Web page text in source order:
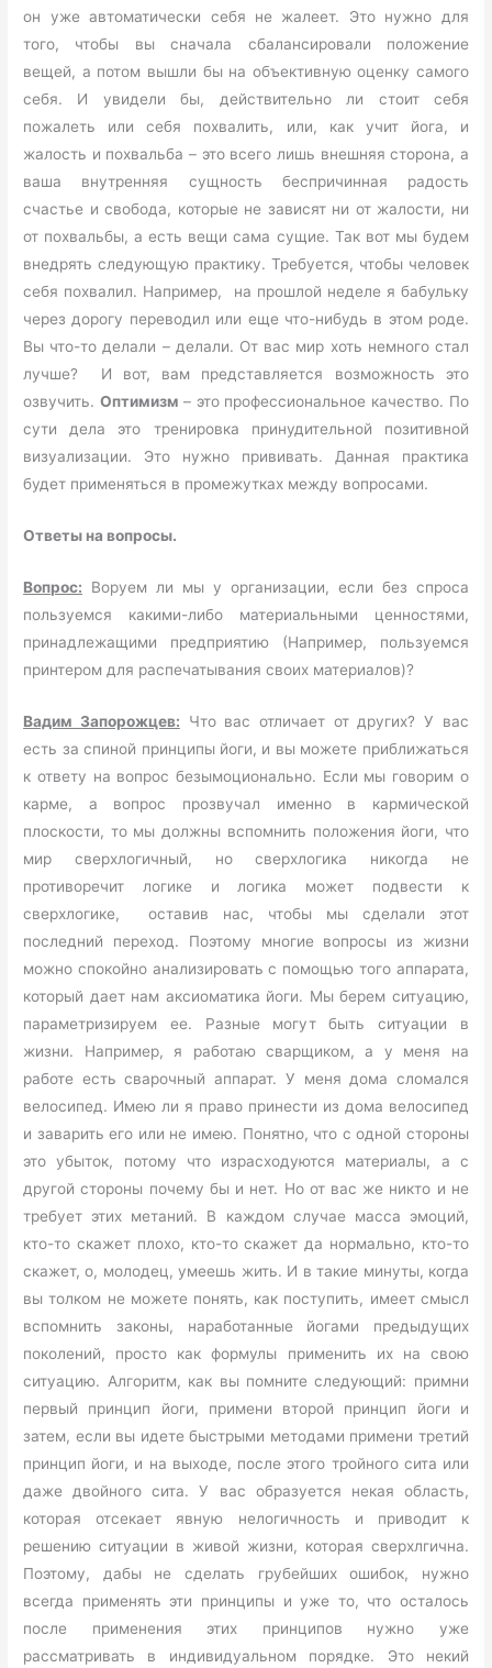
он уже автоматически себя не жалеет. Это нужно для
того, чтобы вы сначала сбалансировали положение
вещей, а потом вышли бы на объективную оценку самого
себя. И увидели бы, действительно ли стоит себя
пожалеть или себя похвалить, или, как учит йога, и
жалость и похвальба – это всего лишь внешняя сторона, а
ваша внутренняя сущность беспричинная радость
счастье и свобода, которые не зависят ни от жалости, ни
от похвальбы, а есть вещи сама сущие. Так вот мы будем
внедрять следующую практику. Требуется, чтобы человек
себя похвалил. Например, на прошлой неделе я бабульку
через дорогу переводил или еще что-нибудь в этом роде.
Вы что-то делали – делали. От вас мир хоть немного стал
лучше? И вот, вам представляется возможность это
озвучить. Оптимизм – это профессиональное качество. По
сути дела это тренировка принудительной позитивной
визуализации. Это нужно прививать. Данная практика
будет применяться в промежутках между вопросами.
Ответы на вопросы.
Вопрос: Воруем ли мы у организации, если без спроса
пользуемся какими-либо материальными ценностями,
принадлежащими предприятию (Например, пользуемся
принтером для распечатывания своих материалов)?
Вадим Запорожцев: Что вас отличает от других? У вас
есть за спиной принципы йоги, и вы можете приближаться
к ответу на вопрос безымоционально. Если мы говорим о
карме, а вопрос прозвучал именно в кармической
плоскости, то мы должны вспомнить положения йоги, что
мир сверхлогичный, но сверхлогика никогда не
противоречит логике и логика может подвести к
сверхлогике, оставив нас, чтобы мы сделали этот
последний переход. Поэтому многие вопросы из жизни
можно спокойно анализировать с помощью того аппарата,
который дает нам аксиоматика йоги. Мы берем ситуацию,
параметризируем ее. Разные могут быть ситуации в
жизни. Например, я работаю сварщиком, а у меня на
работе есть сварочный аппарат. У меня дома сломался
велосипед. Имею ли я право принести из дома велосипед
и заварить его или не имею. Понятно, что с одной стороны
это убыток, потому что израсходуются материалы, а с
другой стороны почему бы и нет. Но от вас же никто и не
требует этих метаний. В каждом случае масса эмоций,
кто-то скажет плохо, кто-то скажет да нормально, кто-то
скажет, о, молодец, умеешь жить. И в такие минуты, когда
вы толком не можете понять, как поступить, имеет смысл
вспомнить законы, наработанные йогами предыдущих
поколений, просто как формулы применить их на свою
ситуацию. Алгоритм, как вы помните следующий: примни
первый принцип йоги, примени второй принцип йоги и
затем, если вы идете быстрыми методами примени третий
принцип йоги, и на выходе, после этого тройного сита или
даже двойного сита. У вас образуется некая область,
которая отсекает явную нелогичность и приводит к
решению ситуации в живой жизни, которая сверхлгична.
Поэтому, дабы не сделать грубейших ошибок, нужно
всегда применять эти принципы и уже то, что осталось
после применения этих принципов нужно уже
рассматривать в индивидуальном порядке. Это некий